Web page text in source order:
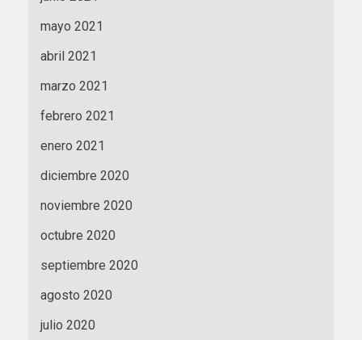
mayo 2021
abril 2021
marzo 2021
febrero 2021
enero 2021
diciembre 2020
noviembre 2020
octubre 2020
septiembre 2020
agosto 2020
julio 2020